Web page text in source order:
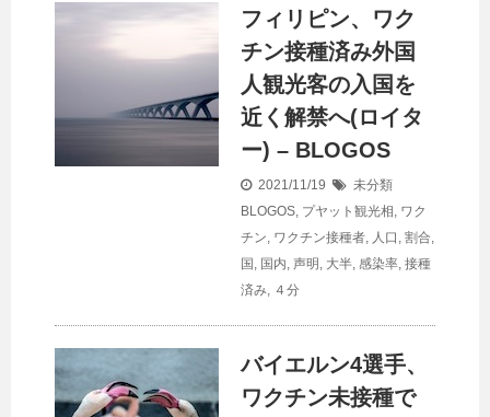
フィリピン、ワク
チン接種済み外国
人観光客の入国を
近く解禁へ(ロイタ
ー) – BLOGOS
2021/11/19
未分類
BLOGOS, プヤット観光相, ワク
チン, ワクチン接種者, 人口 , 割合,
国 , 国内, 声明 , 大半, 感染率, 接種
済み, ４分
バイエルン4選手、
ワクチン未接種で